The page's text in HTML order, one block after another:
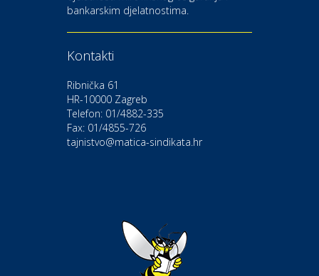
Kazalište Gavella
Moda i ljepota
Gastro
Hotel Bunčić Vrbovec
Izletište i vinotočje VINIA
bankarskim djelatnostima.
Kontakti
Ribnička 61
HR-10000 Zagreb
Telefon: 01/4882-335
Fax: 01/4855-726
tajnistvo@matica-sindikata.hr